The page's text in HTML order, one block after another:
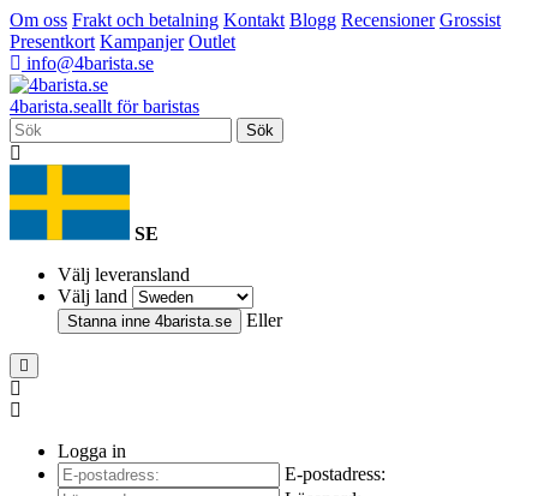
Om oss Frakt och betalning Kontakt Blogg Recensioner Grossist
Presentkort Kampanjer Outlet
info@4barista.se
4barista.seallt för baristas
Sök
SE
Välj leveransland
Välj land
Stanna inne 4barista.se Eller
Logga in
E-postadress: